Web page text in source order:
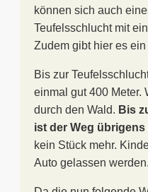
können sich auch
Teufelsschlucht mit
Zudem gibt hier es ein
Bis zur
einmal gut 400 Meter.
durch den Wald. Bis
ist der Weg
kein Stück mehr.
Auto gelassen werden.